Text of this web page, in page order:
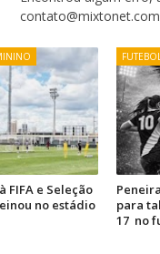
contato@mixtonet.com
FIFA e Seleção
no estádio
para
17 no